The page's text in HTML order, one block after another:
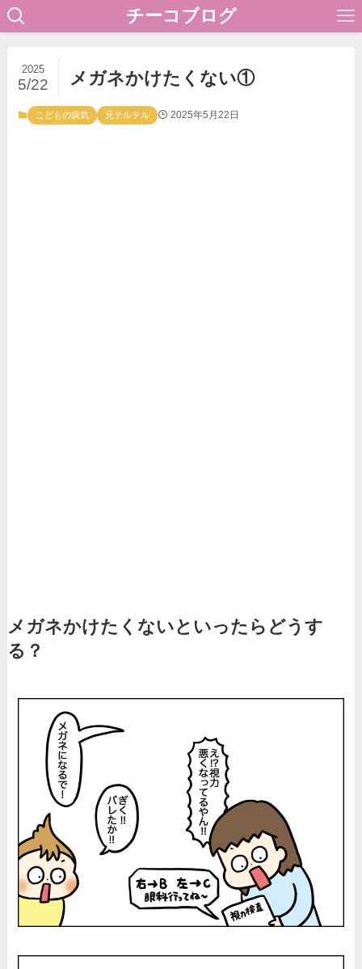
チーコブログ
メガネかけたくない①
2025
5/22
こどもの病気 兄テルテル 2025年5月22日
メガネかけたくないといったらどうす
る？